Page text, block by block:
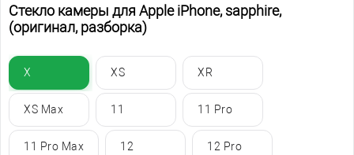
Стекло камеры для Apple iPhone, sapphire,
(оригинал, разборка)
X XS XR
XS Max 11 11 Pro
11 Pro Max 12 12 Pro